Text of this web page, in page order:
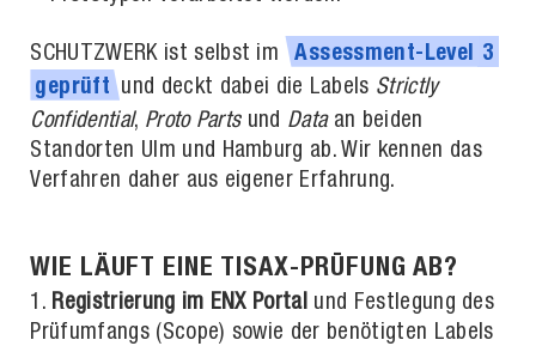
SCHUTZWERK ist selbst im Assessment-Level
3
geprüft und deckt dabei die Labels Strictly
Confidential, Proto Partsund Dataan beiden
Standorten Ulm und Hamburg ab. Wir kennen das
Verfahren daher aus eigener Erfahrung.
WIE LÄUFT EINE TISAX-PRÜFUNG AB?
Registrierung im ENX Portal und Festlegung des
Prüfumfangs (Scope) sowie der benötigten Labels